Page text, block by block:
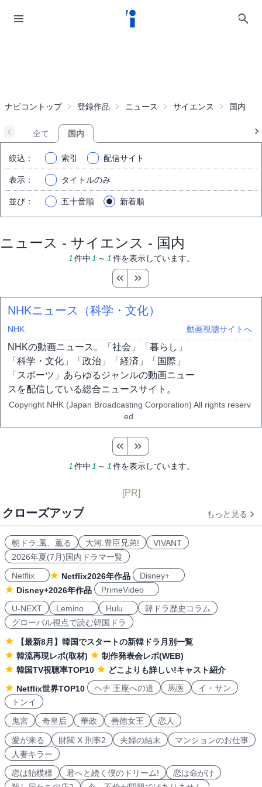
ナビコントップ 登録作品 ニュース サイエンス 国内
全て 国内
絞込 ： 索引 配信サイト
表示 ： タイトルのみ
並び ： 五十音順 新着順
ニュース - サイエンス - 国内
1 件中 1 ～ 1 件を表示しています。
NHKニュース（科学・文化）
NHK 動画視聴サイトへ
NHKの動画ニュース。「社会」「暮らし」
「科学・文化」「政治」「経済」「国際」
「スポーツ」あらゆるジャンルの動画ニュー
スを配信している総合ニュースサイト。
Copyright NHK (Japan Broadcasting Corporation) All rights reserv
ed.
1 件中 1 ～ 1 件を表示しています。
[PR]
クローズアップ もっと見る
朝ドラ:風、薫る 大河:豊臣兄弟!
VIVANT
2026年夏(7月)国内ドラマ一覧
Netflix
Netflix2026年作品
Disney+
Disney+2026年作品
PrimeVideo
U-NEXT
Lemino Hulu
韓ドラ歴史コラム
グローバル視点で読む韓国ドラ
【最新8月】韓国でスタートの新韓ドラ月別一覧
韓流再現レポ(取材)
制作発表会レポ(WEB)
韓国TV視聴率TOP10
どこよりも詳しい!キャスト紹介
Netflix世界TOP10
ヘチ 王座への道 馬医
イ・サン
トンイ
鬼宮
奇皇后 華政 善徳女王 恋人
愛が来る 財閥 X 刑事2 夫婦の結末
マンションのお仕事
人妻キラー
恋は飴模様
君へと続く僕のドリーム!
恋は命がけ